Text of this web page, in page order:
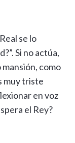
se lo
Si no actúa,
como
muy triste
en voz
el Rey?